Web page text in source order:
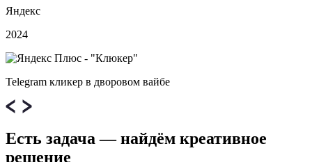
Яндекс
2024
Telegram кликер в дворовом вайбе
Есть задача — найдём креативное
решение